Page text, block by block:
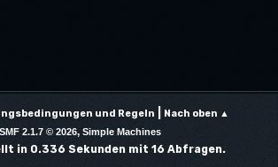
und Regeln Nach oben ▲
SMF 2.1.7 © 2026, Simple Machines
in 0.336 Sekunden mit 16 Abfragen.